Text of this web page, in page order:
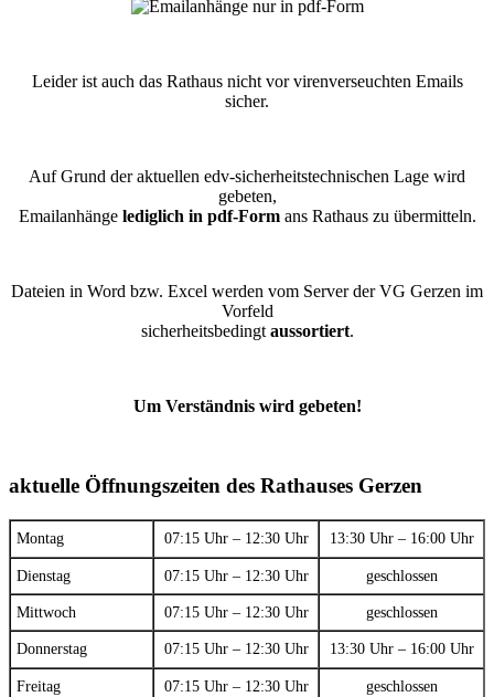
Leider ist auch das Rathaus nicht vor virenverseuchten Emails
sicher.
Auf Grund der aktuellen edv-sicherheitstechnischen Lage wird
gebeten,
Emailanhänge lediglich in pdf-Formans Rathaus zu übermitteln.
Dateien in Word bzw. Excel werden vom Server der VG Gerzen im
Vorfeld
sicherheitsbedingt aussortiert.
Um Verständnis wird gebeten!
aktuelle Öffnungszeiten des Rathauses Gerzen
Montag 07:15 Uhr – 12:30 Uhr 13:30 Uhr – 16:00 Uhr
Dienstag 07:15 Uhr – 12:30 Uhr geschlossen
Mittwoch 07:15 Uhr – 12:30 Uhr geschlossen
Donnerstag 07:15 Uhr – 12:30 Uhr 13:30 Uhr – 16:00 Uhr
Freitag 07:15 Uhr – 12:30 Uhr geschlossen